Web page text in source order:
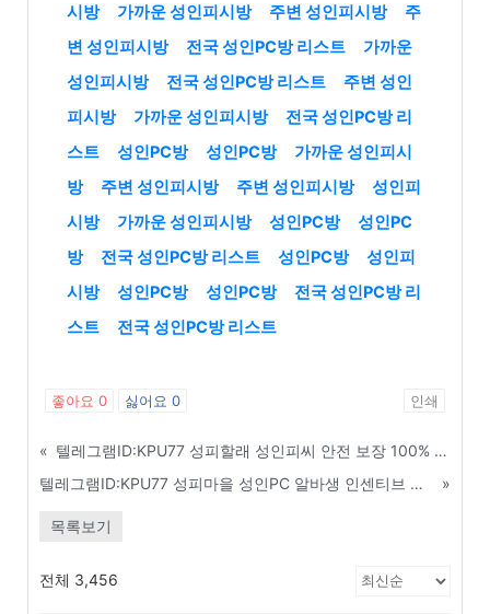
시방
가까운 성인피시방 주변 성인피시방
주
변 성인피시방
전국 성인PC방 리스트
가까운
성인피시방
전국 성인PC방 리스트
주변 성인
피시방
가까운 성인피시방
전국 성인PC방 리
스트
성인PC방 성인PC방
가까운 성인피시
방
주변 성인피시방 주변 성인피시방
성인피
시방
가까운 성인피시방 성인PC방
성인PC
방
전국 성인PC방 리스트 성인PC방
성인피
시방
성인PC방 성인PC방
전국 성인PC방 리
스트
전국 성인PC방 리스트
좋아요 0 싫어요 0 인쇄
«
텔레그램ID:KPU77 성피할래 성인피씨 안전 보장 100% 알거래 중개소 리스트 - 인천
텔레그램ID:KPU77 성피마을 성인PC 알바생 인센티브 및 보너스 지급 기준 - 안양
»
목록보기
전체 3,456